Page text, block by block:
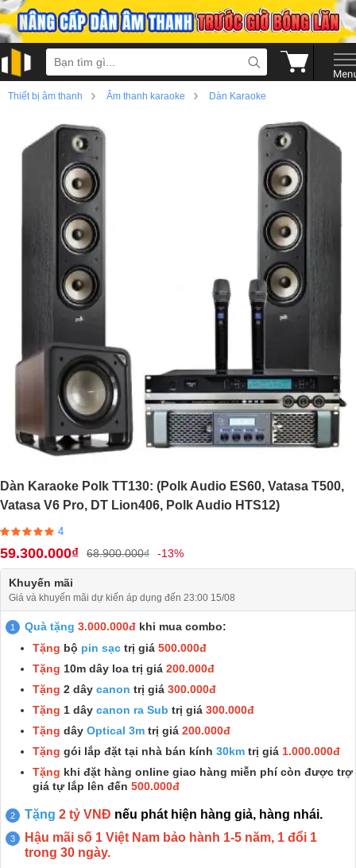
Thiết bị âm thanh › Âm thanh karaoke › Dàn Karaoke
Dàn Karaoke Polk TT130: (Polk Audio ES60, Vatasa T500,
Vatasa V6 Pro, DT Lion406, Polk Audio HTS12)
4
59.300.000₫ 68.900.000₫ -13%
Khuyến mãi
Giá và khuyến mãi dự kiến áp dụng đến 23:00 15/08
Quà tặng 3.000.000đ khi mua combo:
Tặng bộ pin sạc trị giá 500.000đ
Tặng 10m dây loa trị giá 200.000đ
Tặng 2 dây canon trị giá 300.000đ
Tặng 1 dây canon ra Sub trị giá 300.000đ
Tặng dây Optical 3m trị giá 200.000đ
Tặng gói lắp đặt tại nhà bán kính 30km trị giá 1.000.000đ
Tặng khi đặt hàng online giao hàng miễn phí còn được trợ
giá tự lắp lên đến 500.000đ
Tặng 2 tỷ VNĐ nếu phát hiện hàng giả, hàng nhái.
Hậu mãi số 1 Việt Nam bảo hành 1-5 năm, 1 đổi 1
trong 30 ngày.